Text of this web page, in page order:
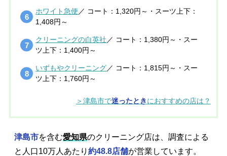
ホワイト急便 ／ コート：1,320円～・スーツ上下：
1,408円～
クリーニングの白英社 ／ コート：1,380円～・スー
ツ上下：1,400円～
いずもやクリーニング／ コート：1,815円～・スー
ツ上下：1,760円～
＞津島市で迷ったとき におすすめの店は？
津島市を含む愛知県のクリーニング店は、調査による
と人口10万人あたり 約48.8店舗が営業しています。